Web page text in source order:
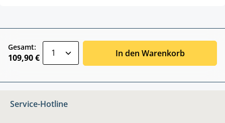
Gesamt:
109,90 € In den Warenkorb
Service-Hotline